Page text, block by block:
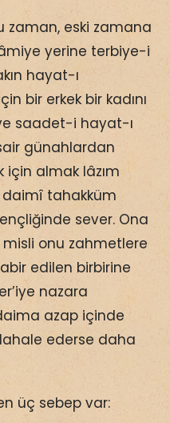
zaman, eski zamana
yerine terbiye-i
hayat-ı
bir erkek bir kadını
saadet-i hayat-ı
günahlardan
almak lâzım
tahakküm
sever. Ona
onu zahmetlere
edilen birbirine
nazara
azap içinde
ederse daha
üç sebep var: